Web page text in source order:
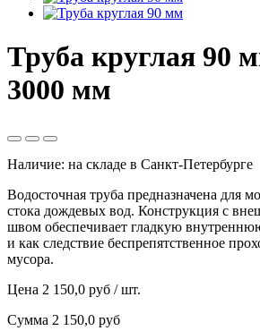
Труба круглая 90
3000 мм
Наличие: на складе в Санкт-Петербурге
Водосточная труба предназначена для
стока дождевых вод. Конструкция с
швом обеспечивает гладкую
и как следствие беспрепятственное
мусора.
Цена 2 150,0 руб / шт.
Сумма 2 150,0 руб